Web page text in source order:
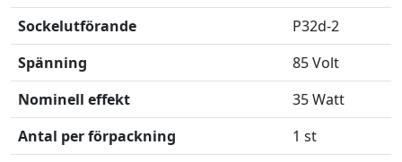
Sockelutförande
P32d-2
Spänning
85 Volt
Nominell effekt
35 Watt
Antal per förpackning
1 st